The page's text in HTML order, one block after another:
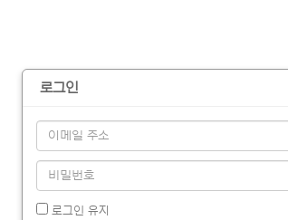
로그인
로그인 유지